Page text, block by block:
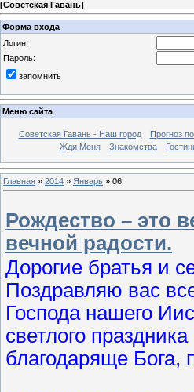
[Советская Гавань]
Форма входа
Логин:
Пароль:
запомнить
Меню сайта
Советская Гавань - Наш город Прогноз
Жди Меня
Знакомства
Главная » 2014 » Январь » 06
Рождество – это
вечной радости.
Дорогие братья и
Поздравляю вас
Господа нашего
светлого
благодаряще Бога,